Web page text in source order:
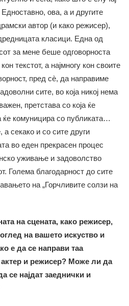
ова, а и другите
автор (и како режисер),
класици. Една од
за мене беше одговорноста
текстот, а најмногу кон своите
пред сè, да направиме
сите, во која никој нема
претстава со која ќе
ќе комуницира со публиката…
а секако и со сите други
во еден прекрасен процес
уживање и задоволство
Голема благодарност до сите
на „Горчливите солзи на
на сцената, како режисер,
на вашето искуство и
е да се направи таа
актер и режисер? Може ли да
се најдат заеднички и